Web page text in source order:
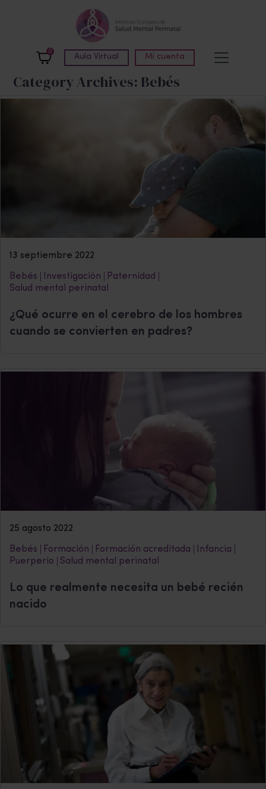
0
Aula Virtual Mi cuenta
Category Archives: Bebés
13 septiembre 2022
Bebés Investigación
Paternidad
Salud mental perinatal
¿Qué ocurre en el cerebro de los hombres
cuando se convierten en padres?
25 agosto 2022
Bebés Formación Formación acreditada
Infancia
Puerperio
Salud mental perinatal
Lo que realmente necesita un bebé recién
nacido